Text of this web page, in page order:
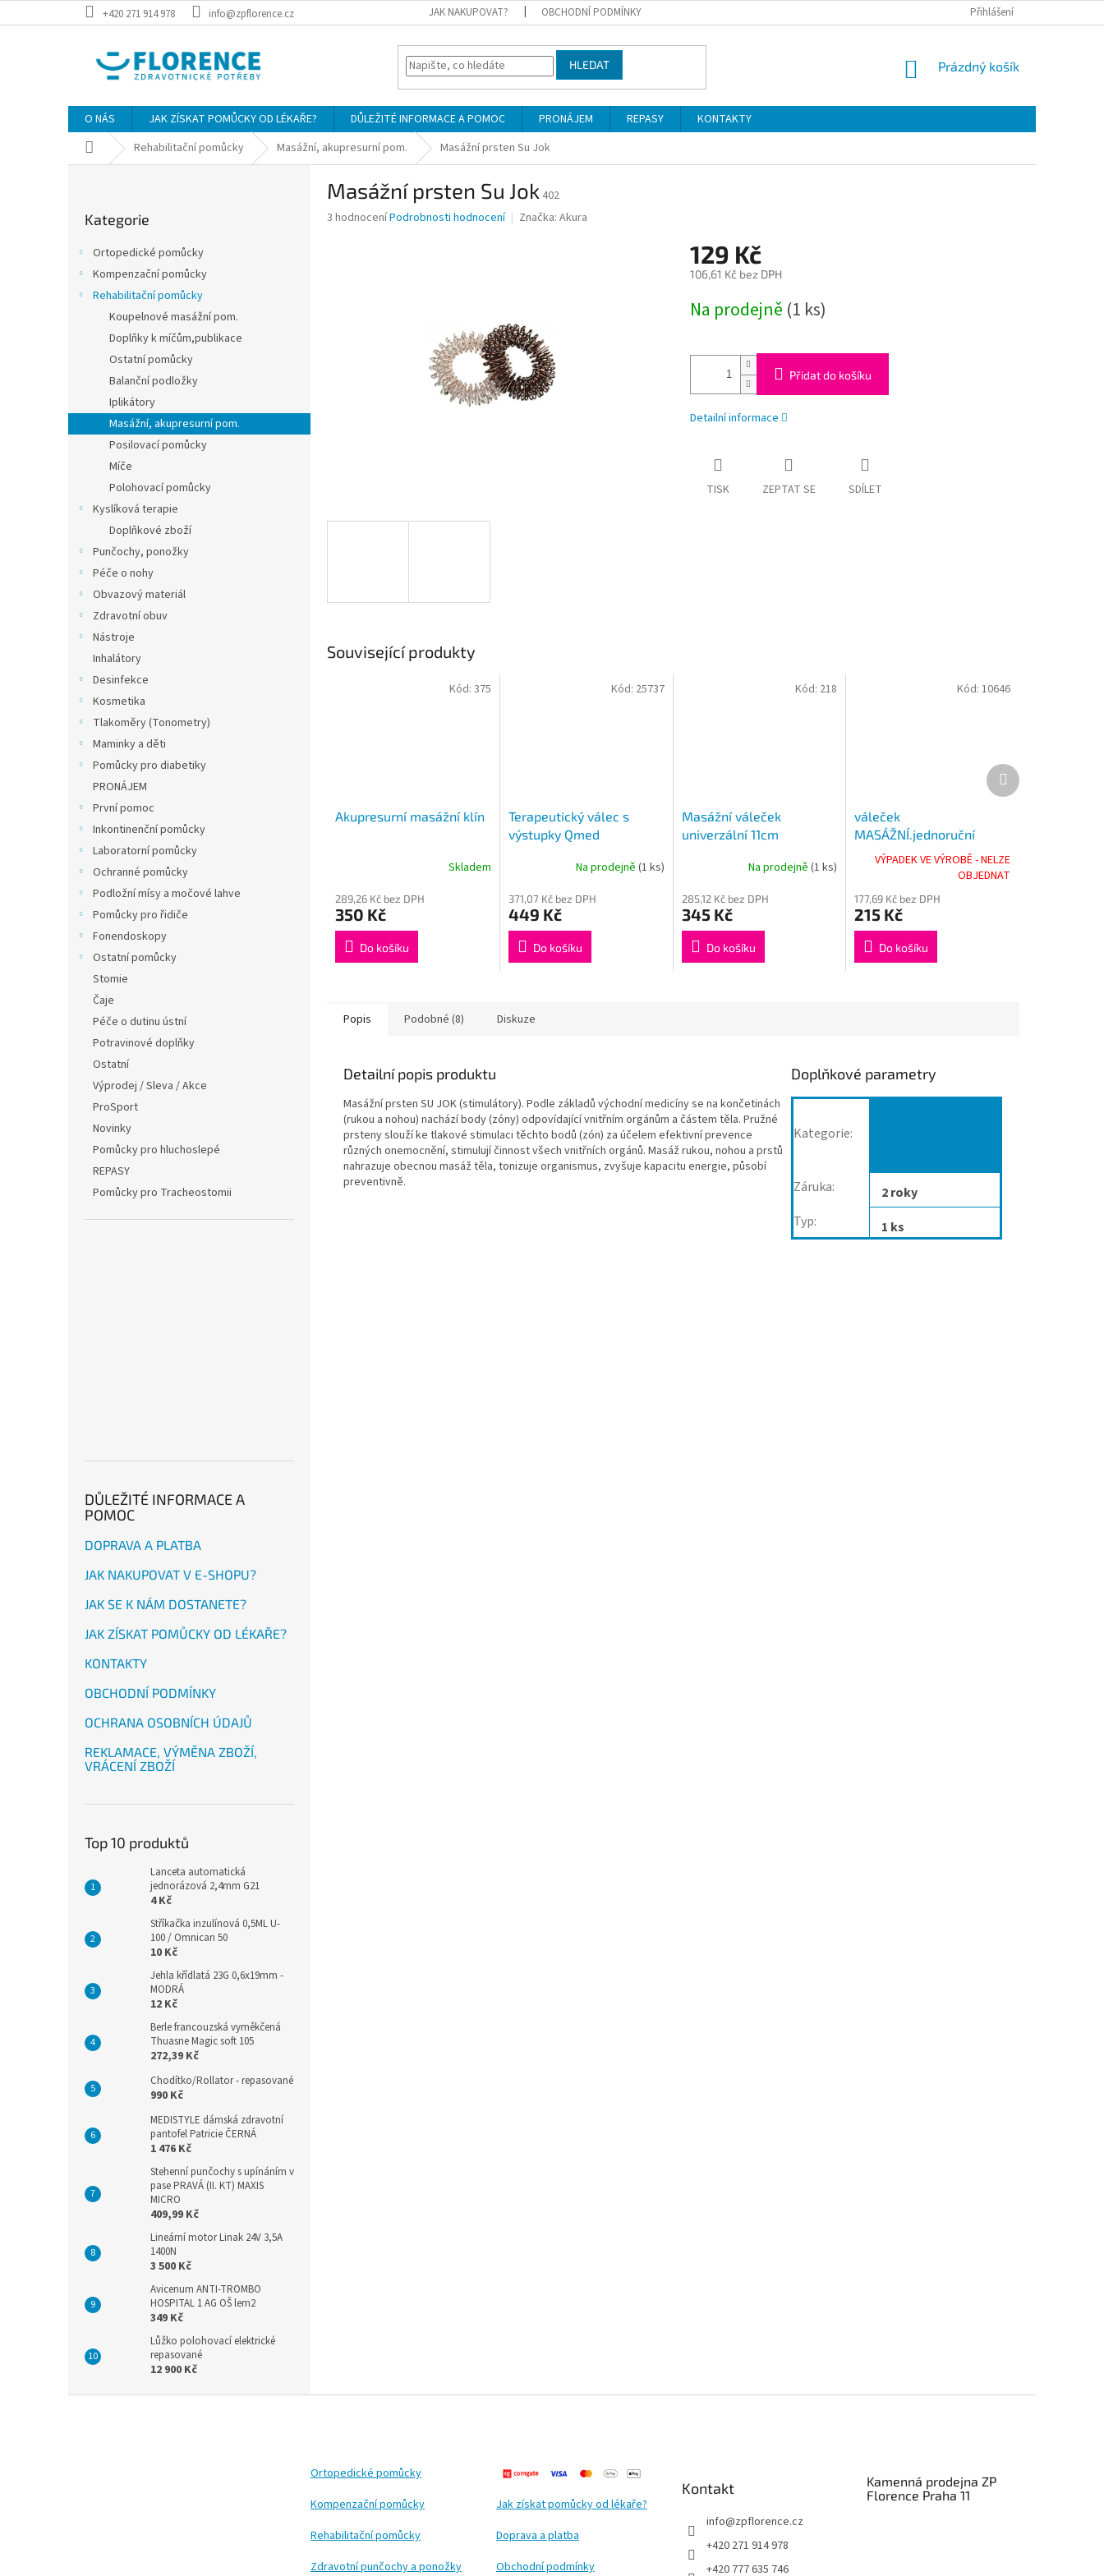
na
+420 271 914 978 info@zpflorence.cz JAK NAKUPOVAT? OBCHODNÍ PODMÍNKY Přihlášení
HLEDAT
NÁKUPNÍ
Prázdný košík
O NÁS JAK ZÍSKAT POMŮCKY OD LÉKAŘE? DŮLEŽITÉ INFORMACE A POMOC PRONÁJEM REPASY
KONTAKTY
Domů Rehabilitační pomůcky Masážní, akupresurní pom. Masážní prsten Su Jok
l
kategorie
Kategorie
Ortopedické pomůcky
Kompenzační pomůcky
Rehabilitační pomůcky
Koupelnové masážní pom.
Doplňky k míčům,publikace
Ostatní pomůcky
Balanční podložky
Iplikátory
Masážní, akupresurní pom.
Posilovací pomůcky
Míče
Polohovací pomůcky
Kyslíková terapie
Doplňkové zboží
Punčochy, ponožky
Péče o nohy
Obvazový materiál
Zdravotní obuv
Nástroje
Inhalátory
Desinfekce
Kosmetika
Tlakoměry (Tonometry)
Maminky a děti
Pomůcky pro diabetiky
PRONÁJEM
První pomoc
Inkontinenční pomůcky
Laboratorní pomůcky
Ochranné pomůcky
Podložní mísy a močové lahve
Pomůcky pro řidiče
Fonendoskopy
Ostatní pomůcky
Stomie
Čaje
Péče o dutinu ústní
Potravinové doplňky
Ostatní
Výprodej / Sleva / Akce
ProSport
Novinky
Pomůcky pro hluchoslepé
REPASY
Pomůcky pro Tracheostomii
DŮLEŽITÉ INFORMACE A
POMOC
DOPRAVA A PLATBA
JAK NAKUPOVAT V E-SHOPU?
JAK SE K NÁM DOSTANETE?
JAK ZÍSKAT POMŮCKY OD LÉKAŘE?
KONTAKTY
OBCHODNÍ PODMÍNKY
OCHRANA OSOBNÍCH ÚDAJŮ
REKLAMACE, VÝMĚNA ZBOŽÍ,
VRÁCENÍ ZBOŽÍ
Top 10 produktů
Lanceta automatická
jednorázová 2,4mm G21
4 Kč
Stříkačka inzulínová 0,5ML U-
100 / Omnican 50
10 Kč
Jehla křídlatá 23G 0,6x19mm -
MODRÁ
12 Kč
Berle francouzská vyměkčená
Thuasne Magic soft 105
272,39 Kč
Chodítko/Rollator - repasované
990 Kč
MEDISTYLE dámská zdravotní
pantofel Patricie ČERNÁ
1 476 Kč
Stehenní punčochy s upínáním v
pase PRAVÁ (II. KT) MAXIS
MICRO
409,99 Kč
Lineární motor Linak 24V 3,5A
1400N
3 500 Kč
Avicenum ANTI-TROMBO
HOSPITAL 1 AG OŠ lem2
349 Kč
Lůžko polohovací elektrické
repasované
12 900 Kč
Masážní prsten Su Jok 402
Průměrné
3 hodnoceníPodrobnosti hodnocení Značka: Akura
129 Kč
106,61 Kč bez DPH
cena:
Na prodejně (1 ks)
Přidat do košíku
Detailní informace
TISK ZEPTAT SE SDÍLET
Související produkty
Akupresurní masážní klín
Skladem
289,26 Kč bez DPH
350 Kč
Do košíku
Kód: 375
Terapeutický válec s
výstupky Qmed
Na prodejně (1 ks)
371,07 Kč bez DPH
449 Kč
Do košíku
Kód: 25737
Masážní váleček
univerzální 11cm
Na prodejně(1 ks)
285,12 Kč bez DPH
345 Kč
Do košíku
Kód: 218
váleček
MASÁŽNÍ.jednoruční
VÝPADEK VE VÝROBĚ - NELZE
OBJEDNAT
177,69 Kč bez DPH
215 Kč
Do košíku
Kód: 10646
Další
produkt
Popis Podobné (8) Diskuze
Detailní popis produktu
Masážní prsten SU JOK (stimulátory). Podle základů východní medicíny se na končetinách
(rukou a nohou) nachází body (zóny) odpovídající vnitřním orgánům a částem těla. Pružné
prsteny slouží ke tlakové stimulaci těchto bodů (zón) za účelem efektivní prevence
různých onemocnění, stimulují činnost všech vnitřních orgánů. Masáž rukou, nohou a prstů
nahrazuje obecnou masáž těla, tonizuje organismus, zvyšuje kapacitu energie, působí
preventivně.
Doplňkové parametry
Kategorie:
Záruka:
2 roky
Typ: 1 ks
Ortopedické pomůcky
Kompenzační pomůcky
Rehabilitační pomůcky
Zdravotní punčochy a ponožky
Jak získat pomůcky od lékaře?
Doprava a platba
Obchodní podmínky
Kontakt
info@zpflorence.cz
+420 271 914 978
+420 777 635 746
Kamenná prodejna ZP
Florence Praha 11